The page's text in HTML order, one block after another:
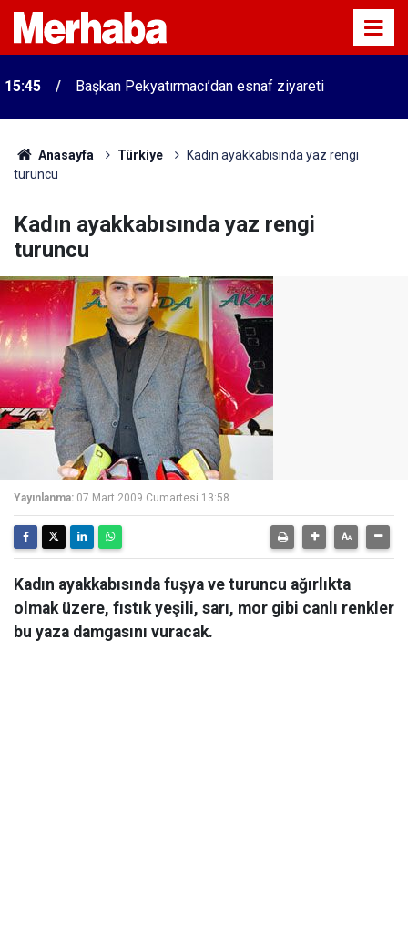
15:45 Başkan Pekyatırmacı’dan esnaf ziyareti
Anasayfa Türkiye
Kadın ayakkabısında yaz rengi
turuncu
Kadın ayakkabısında yaz rengi
turuncu
Yayınlanma: 07 Mart 2009 Cumartesi 13:58
Kadın ayakkabısında fuşya ve turuncu ağırlıkta
olmak üzere, fıstık yeşili, sarı, mor gibi canlı renkler
bu yaza damgasını vuracak.